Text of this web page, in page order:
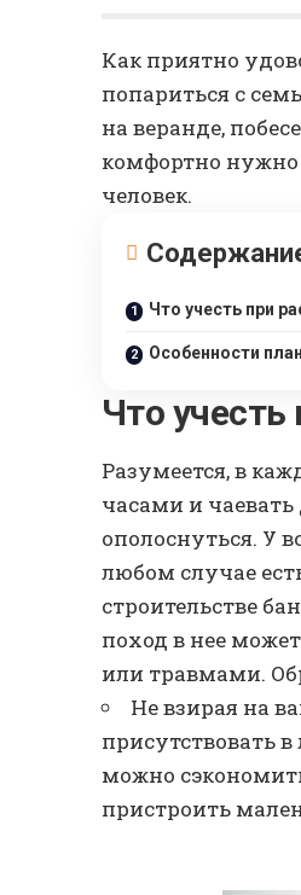
Как приятно
попариться с
на веранде,
комфортно нужно
человек.
Что учесть при
Особенности
Что учесть
Разумеется, в
часами и
ополоснуться. У
любом случае
строительстве
поход в нее
или травмами.
Не взирая на
присутствовать
можно
пристроить